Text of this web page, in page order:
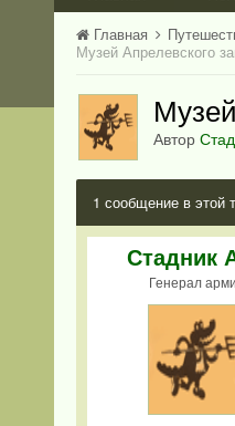
Главная
Музей Апрелевского
Автор
1 сообщение в этой
Стадник
Генерал